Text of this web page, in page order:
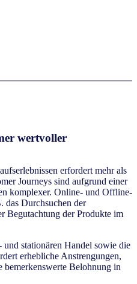
wertvoller
erfordert mehr als
Journeys sind aufgrund einer
komplexer. Online- und Offline-
das Durchsuchen der
Begutachtung der Produkte im
stationären Handel sowie die
erhebliche Anstrengungen,
bemerkenswerte Belohnung in